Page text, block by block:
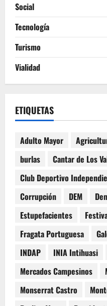
Social
Tecnología
Turismo
Vialidad
ETIQUETAS
Adulto Mayor
burlas
Cantar de Los
Club Deportivo
Corrupción
DEM
Estupefacientes
Fragata Portuguesa
INDAP
INIA Intihuasi
Mercados Campesinos
Monserrat Castro